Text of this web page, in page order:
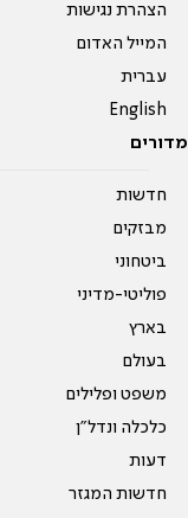
הצהרת נגישות
המייל האדום
עברית
English
מדורים
חדשות
מבזקים
ביטחוני
פוליטי-מדיני
בארץ
בעולם
משפט ופלילים
כלכלה ונדל"ן
דעות
חדשות המגזר